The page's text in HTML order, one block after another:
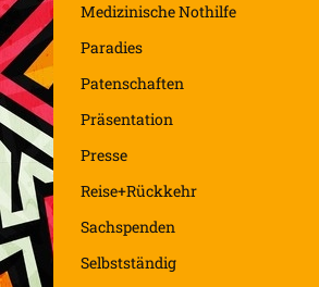
Medizinische Nothilfe
Paradies
Patenschaften
Präsentation
Presse
Reise+Rückkehr
Sachspenden
Selbstständig